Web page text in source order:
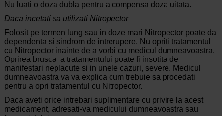
Nu luati o doza dubla pentru a compensa doza uitata.
Daca incetati sa utilizati Nitropector
Folosit pe termen lung sau in doze mari Nitropector poate da
dependenta si sindrom de intrerupere. Nu opriti tratamentul
cu Nitropector inainte de a vorbi cu medicul dumneavoastra.
Oprirea brusca a tratamentului poate fi insotita de
manifestari neplacute si in unele cazuri, severe. Medicul
dumneavoastra va va explica cum trebuie sa procedati
pentru a opri tratamentul cu Nitropector.
Daca aveti orice intrebari suplimentare cu privire la acest
medicament, adresati-va medicului dumneavoastra sau